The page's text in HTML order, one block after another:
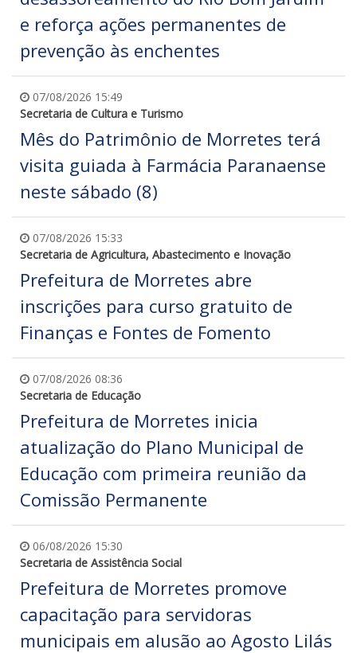
e reforça ações permanentes de
prevenção às enchentes
07/08/2026 15:49
Secretaria de Cultura e Turismo
Mês do Patrimônio de Morretes terá
visita guiada à Farmácia Paranaense
neste sábado (8)
07/08/2026 15:33
Secretaria de Agricultura, Abastecimento e Inovação
Prefeitura de Morretes abre
inscrições para curso gratuito de
Finanças e Fontes de Fomento
07/08/2026 08:36
Secretaria de Educação
Prefeitura de Morretes inicia
atualização do Plano Municipal de
Educação com primeira reunião da
Comissão Permanente
06/08/2026 15:30
Secretaria de Assistência Social
Prefeitura de Morretes promove
capacitação para servidoras
municipais em alusão ao Agosto Lilás